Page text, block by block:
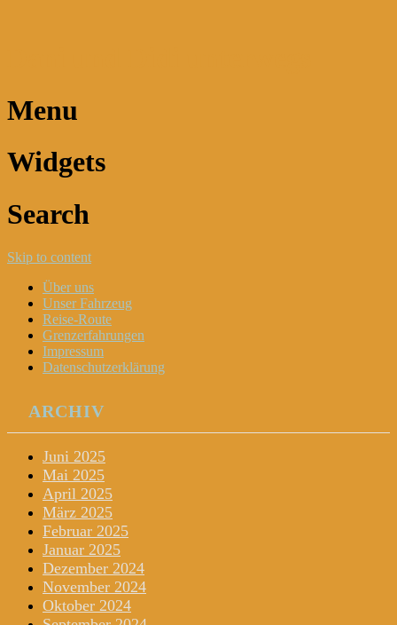
Menu
Widgets
Search
Skip to content
Über uns
Unser Fahrzeug
Reise-Route
Grenzerfahrungen
Impressum
Datenschutzerklärung
ARCHIV
Juni 2025
Mai 2025
April 2025
März 2025
Februar 2025
Januar 2025
Dezember 2024
November 2024
Oktober 2024